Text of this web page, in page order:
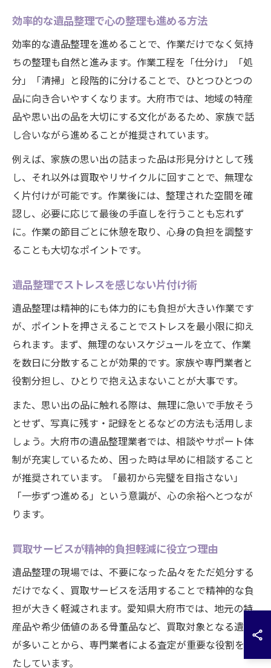
効率的な遺品整理で心の整理も進める方法
効率的な遺品整理を進めることで、作業だけでなく気持
ちの整理も自然と進みます。作業工程を「仕分け」「処
分」「清掃」と段階的に分けることで、ひとつひとつの
品に向き合いやすくなります。大府市では、地域の特産
品や思い出の品を大切にする文化があるため、家族で話
し合いながら進めることが推奨されています。
例えば、家族の思い出の詰まった品は形見分けとして残
し、それ以外は買取やリサイクルに回すことで、無理な
く片付けが可能です。作業後には、整理された空間を確
認し、必要に応じて最後の手直しを行うことも忘れず
に。作業の節目ごとに休憩を取り、心身の負担を調整す
ることも大切なポイントです。
遺品整理でストレスを感じない片付け術
遺品整理は精神的にも体力的にも負担が大きい作業です
が、ポイントを押さえることでストレスを最小限に抑え
られます。まず、無理のないスケジュールを立て、作業
を数日に分散することが効果的です。家族や専門業者と
役割分担し、ひとりで抱え込まないことが大事です。
また、思い出の品に触れる際は、無理に急いで手放そう
とせず、写真に残す・記録をとるなどの方法も活用しま
しょう。大府市の遺品整理業者では、相談やサポート体
制が充実しているため、困った時は早めに相談すること
が推奨されています。「最初から完璧を目指さない」
「一歩ずつ進める」という意識が、心の余裕へとつなが
ります。
買取サービスが精神的負担軽減に役立つ理由
遺品整理の現場では、不要になった品々をただ処分する
だけでなく、買取サービスを活用することで精神的な負
担が大きく軽減されます。愛知県大府市では、地元の特
産品や希少価値のある骨董品など、買取対象となる遺品
が多いことから、専門業者による査定が重要な役割を果
たしています。